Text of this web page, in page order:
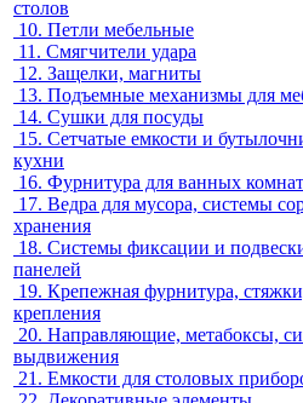
столов
10. Петли мебельные
11. Смягчители удара
12. Защелки, магниты
13. Подъемные механизмы для
14. Сушки для посуды
15. Сетчатые емкости и
кухни
16. Фурнитура для ванных комнат
17. Ведра для мусора, системы
хранения
18. Системы фиксации и
панелей
19. Крепежная фурнитура,
крепления
20. Направляющие, метабоксы,
выдвижения
21. Емкости для столовых